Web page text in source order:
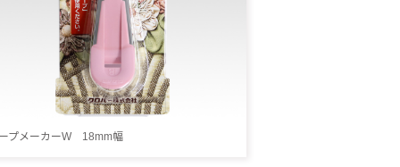
プメーカーW 18mm幅